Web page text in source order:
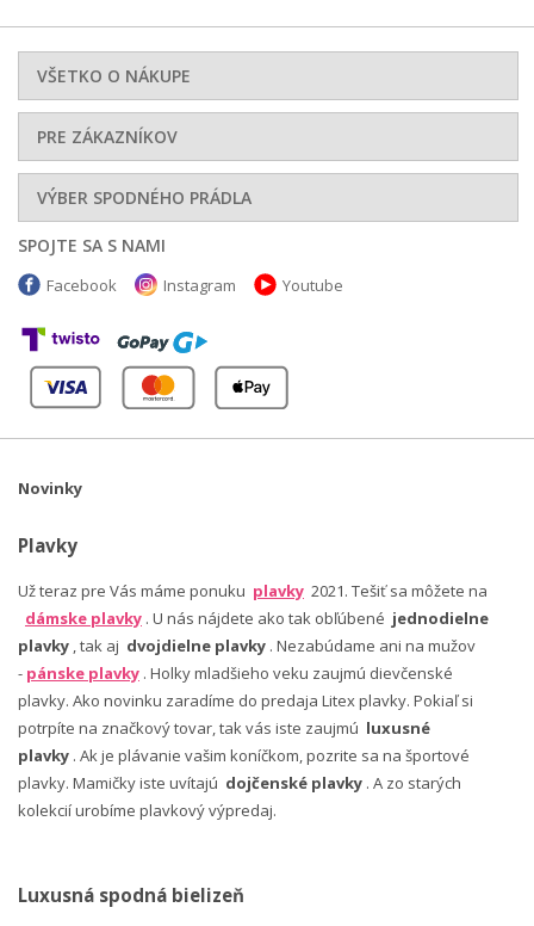
VŠETKO O NÁKUPE
PRE ZÁKAZNÍKOV
VÝBER SPODNÉHO PRÁDLA
SPOJTE SA S NAMI
Facebook Instagram Youtube
Novinky
Plavky
Už teraz pre Vás máme ponuku plavky 2021. Tešiť sa môžete na
dámske plavky . U nás nájdete ako tak obľúbené jednodielne
plavky , tak aj dvojdielne plavky . Nezabúdame ani na mužov
- pánske plavky . Holky mladšieho veku zaujmú dievčenské
plavky. Ako novinku zaradíme do predaja Litex plavky. Pokiaľ si
potrpíte na značkový tovar, tak vás iste zaujmú luxusné
plavky . Ak je plávanie vašim koníčkom, pozrite sa na športové
plavky. Mamičky iste uvítajú dojčenské plavky . A zo starých
kolekcií urobíme plavkový výpredaj.
Luxusná spodná bielizeň